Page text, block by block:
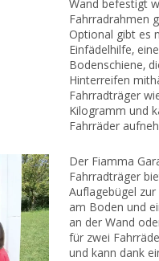
Wand befestigt
Fahrradrahmen
Optional gibt es
Einfädelhilfe,
Bodenschiene,
Hinterreifen
Fahrradträger
Kilogramm und
Fahrräder
Der Fiamma
Fahrradträger
Auflagebügel
am Boden und
an der Wand
für zwei
und kann dank